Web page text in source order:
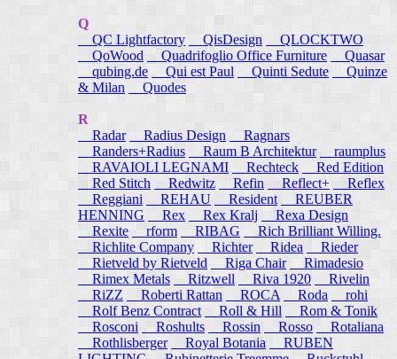
Q
QC Lightfactory
QisDesign
QLOCKTWO
QoWood Quadrifoglio Office Furniture
Quasar
qubing.de
Qui est Paul Quinti Sedute
Quinze
& Milan
Quodes
R
Radar
Radius Design
Ragnars
Randers+Radius
Raum B Architektur raumplus
RAVAIOLI LEGNAMI
Rechteck
Red Edition
Red Stitch
Redwitz Refin Reflect+
Reflex
Reggiani
REHAU Resident
REUBER
HENNING
Rex Rex Kralj
Rexa Design
Rexite
rform RIBAG
Rich Brilliant Willing.
Richlite Company
Richter Ridea
Rieder
Rietveld by Rietveld
Riga Chair
Rimadesio
Rimex Metals
Ritzwell Riva 1920
Rivelin
RiZZ
Roberti Rattan ROCA Roda
rohi
Rolf Benz Contract
Roll & Hill
Rom & Tonik
Rosconi Roshults Rossin Rosso
Rotaliana
Rothlisberger
Royal Botania
RUBEN